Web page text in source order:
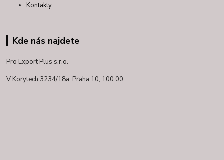
Kontakty
Kde nás najdete
Pro Export Plus s.r.o.
V Korytech 3234/18a, Praha 10, 100 00